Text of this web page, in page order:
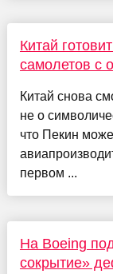
Китай
самолетов с
Китай снова
не о
что Пекин
первом ...
На Boeing
сокрытие»